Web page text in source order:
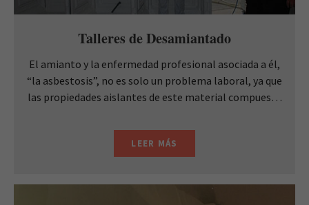
Talleres de Desamiantado
El amianto y la enfermedad profesional asociada a él,
“la asbestosis”, no es solo un problema laboral, ya que
las propiedades aislantes de este material compuesto
décadas: edificios, conducciones, cubiertas, etc. Cuando
...
LEER MÁS